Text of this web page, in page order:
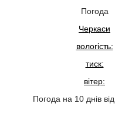
Погода
Черкаси
вологість:
тиск:
вітер:
Погода на 10 днів від